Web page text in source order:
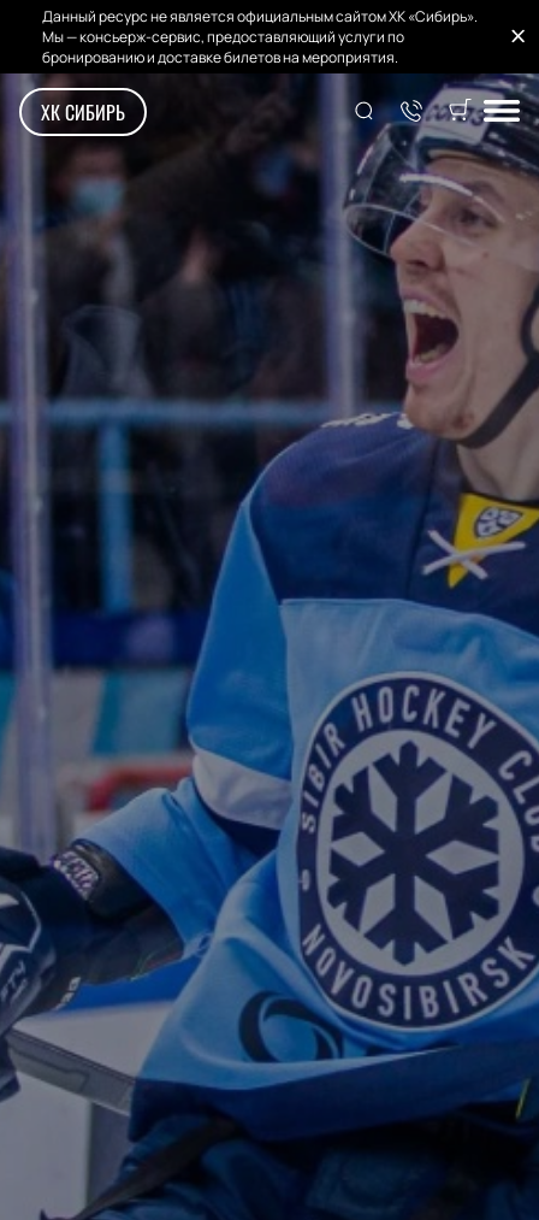
Данный ресурс не является официальным сайтом ХК «Сибирь».
Мы — консьерж-сервис, предоставляющий услуги по
бронированию и доставке билетов на мероприятия.
ХК СИБИРЬ